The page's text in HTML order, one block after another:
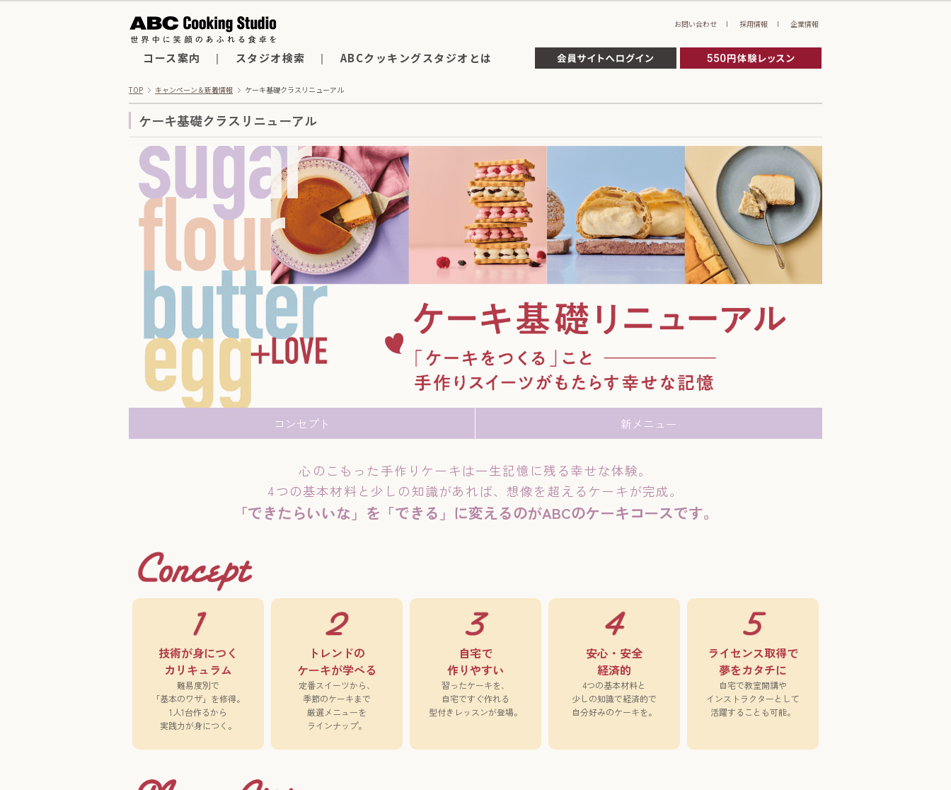
コース案内 スタジオ検索 ABCクッキングスタジオとは
お問い合わせ 採用情報 企業情報
TOP キャンペーン＆新着情報 ケーキ基礎クラスリニューアル
ケーキ基礎クラスリニューアル
コンセプト 新メニュー
心のこもった手作りケーキは一生記憶に残る幸せな体験。
4つの基本材料と少しの知識があれば、想像を超えるケーキが完成。
「できたらいいな」を「できる」に変えるのがABCのケーキコースです。
技術が身につく
カリキュラム
難易度別で
「基本のワザ」を修得。
1人1台作るから
実践力が身につく。
トレンドの
ケーキが学べる
定番スイーツから、
季節のケーキまで
厳選メニューを
ラインナップ。
自宅で
作りやすい
習ったケーキを、
自宅ですぐ作れる
型付きレッスンが登場。
安心・安全
経済的
4つの基本材料と
少しの知識で経済的で
自分好みのケーキを。
ライセンス取得で
夢をカタチに
自宅で教室開講や
インストラクターとして
活躍することも可能。